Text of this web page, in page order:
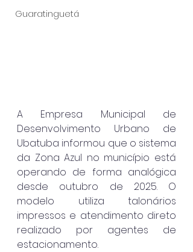
Guaratinguetá
A Empresa Municipal de
Desenvolvimento Urbano de
Ubatuba informou que o sistema
da Zona Azul no município está
operando de forma analógica
desde outubro de 2025. O
modelo utiliza talonários
impressos e atendimento direto
realizado por agentes de
estacionamento.